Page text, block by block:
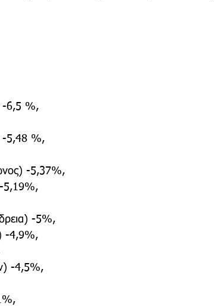
-6,5 %,
-5,48 %,
-5,37%,
5,19%,
-5%,
-4,9%,
-4,5%,